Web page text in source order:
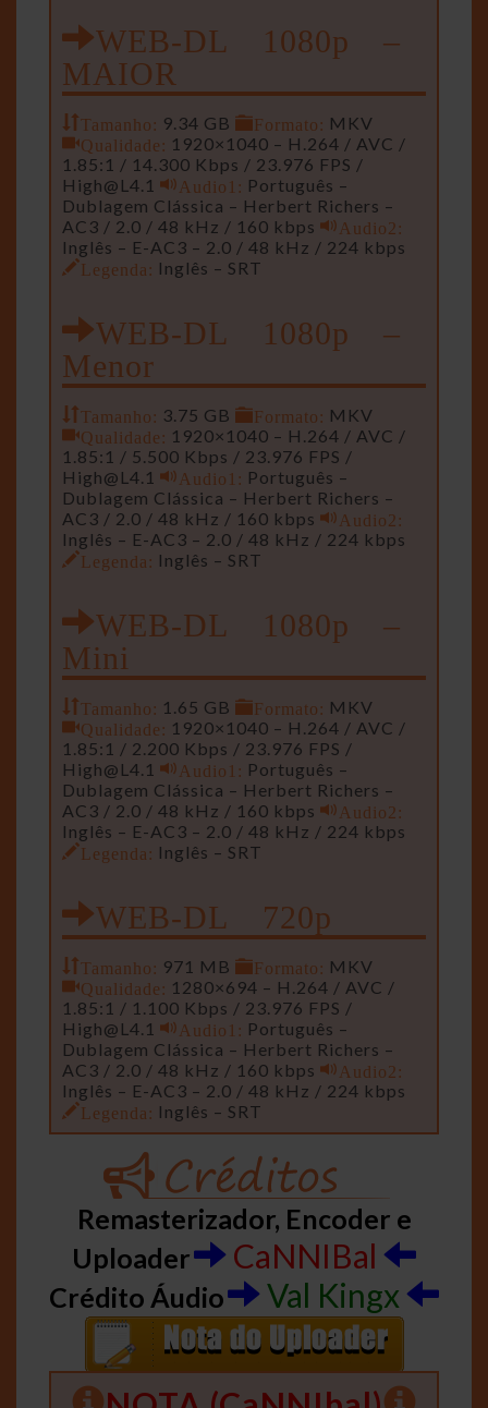
WEB-DL 1080p –
MAIOR
Tamanho: 9.34 GB Formato: MKV
Qualidade: 1920×1040 – H.264 / AVC /
1.85:1 / 14.300 Kbps / 23.976 FPS /
High@L4.1
Audio1: Português –
Dublagem Clássica – Herbert Richers –
AC3 / 2.0 / 48 kHz / 160 kbps
Audio2:
Inglês – E-AC3 – 2.0 / 48 kHz / 224 kbps
Legenda: Inglês – SRT
WEB-DL 1080p –
Menor
Tamanho: 3.75 GB Formato: MKV
Qualidade: 1920×1040 – H.264 / AVC /
1.85:1 / 5.500 Kbps / 23.976 FPS /
High@L4.1
Audio1: Português –
Dublagem Clássica – Herbert Richers –
AC3 / 2.0 / 48 kHz / 160 kbps
Audio2:
Inglês – E-AC3 – 2.0 / 48 kHz / 224 kbps
Legenda: Inglês – SRT
WEB-DL 1080p –
Mini
Tamanho: 1.65 GB Formato: MKV
Qualidade: 1920×1040 – H.264 / AVC /
1.85:1 / 2.200 Kbps / 23.976 FPS /
High@L4.1
Audio1: Português –
Dublagem Clássica – Herbert Richers –
AC3 / 2.0 / 48 kHz / 160 kbps
Audio2:
Inglês – E-AC3 – 2.0 / 48 kHz / 224 kbps
Legenda: Inglês – SRT
WEB-DL 720p
Tamanho: 971 MB Formato: MKV
Qualidade: 1280×694 – H.264 / AVC /
1.85:1 / 1.100 Kbps / 23.976 FPS /
High@L4.1
Audio1: Português –
Dublagem Clássica – Herbert Richers –
AC3 / 2.0 / 48 kHz / 160 kbps
Audio2:
Inglês – E-AC3 – 2.0 / 48 kHz / 224 kbps
Legenda: Inglês – SRT
Remasterizador, Encoder e
Uploader
CaNNIBal
Crédito Áudio Val Kingx